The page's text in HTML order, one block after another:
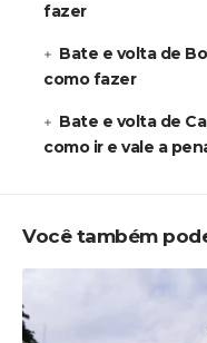
fazer
Bate e volta de
como fazer
Bate e volta de
como ir e vale a
Você também